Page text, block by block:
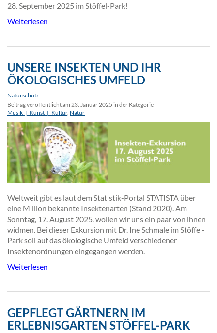
28. September 2025 im Stöffel-Park!
Weiterlesen
UNSERE INSEKTEN UND IHR
ÖKOLOGISCHES UMFELD
Naturschutz
Beitrag veröffentlicht am 23. Januar 2025 in der Kategorie
Musik_|_Kunst_|_Kultur, Natur
Weltweit gibt es laut dem Statistik-Portal STATISTA über
eine Million bekannte Insektenarten (Stand 2020). Am
Sonntag, 17. August 2025, wollen wir uns ein paar von ihnen
widmen. Bei dieser Exkursion mit Dr. Ine Schmale im Stöffel-
Park soll auf das ökologische Umfeld verschiedener
Insektenordnungen eingegangen werden.
Weiterlesen
GEPFLEGT GÄRTNERN IM
ERLEBNISGARTEN STÖFFEL-PARK